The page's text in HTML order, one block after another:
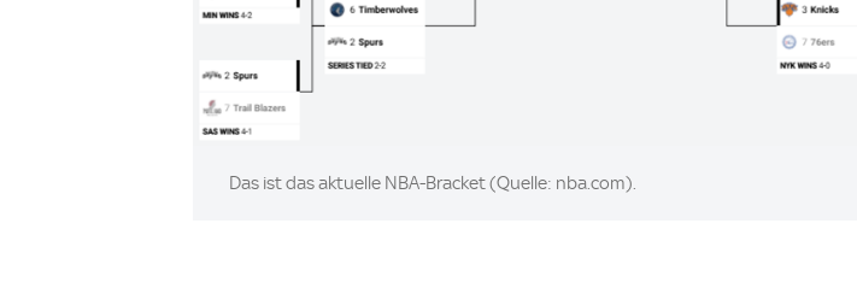
Image:
Das ist das aktuelle NBA-Bracket (Quelle: nba.com).